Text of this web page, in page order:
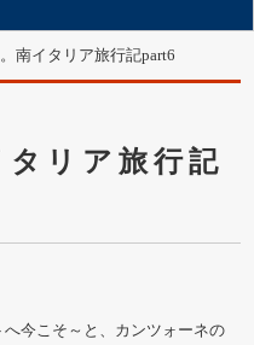
南イタリア旅行記part6
リア旅行記
今こそ～と、カンツォーネの